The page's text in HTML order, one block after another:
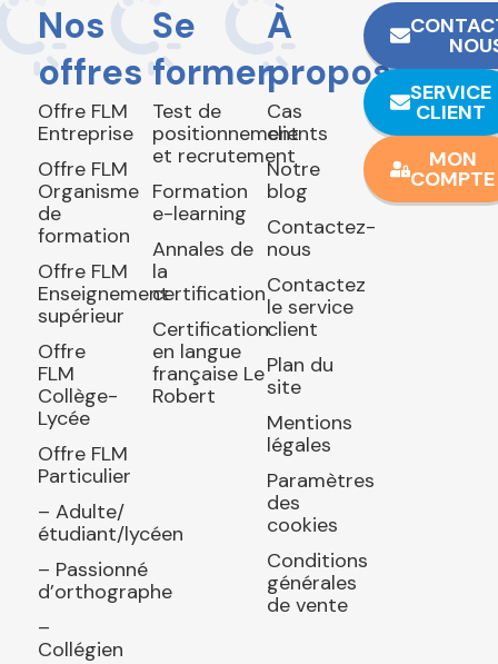
Nos
offres
Offre FLM
Entreprise
Offre FLM
Organisme
de
formation
Offre FLM
Enseignement
supérieur
Offre
FLM
Collège-
Lycée
Offre FLM
Particulier
– Adulte/
étudiant/lycéen
– Passionné
d’orthographe
–
Collégien
Se
former
Test de
positionnement
et recrutement
Formation
e-learning
Annales de
la
certification
Certification
en langue
française Le
Robert
À
propos
Cas
clients
Notre
blog
Contactez-
nous
Contactez
le service
client
Plan du
site
Mentions
légales
Paramètres
des
cookies
Conditions
générales
de vente
SERVICE
CLIENT
MON
COMPTE